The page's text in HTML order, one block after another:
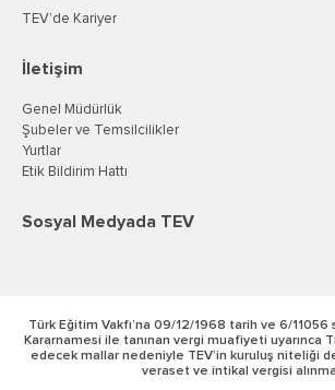
TEV’de Kariyer
İletişim
Genel Müdürlük
Şubeler ve Temsilcilikler
Yurtlar
Etik Bildirim Hattı
Sosyal Medyada TEV
Türk Eğitim Vakfı’na 09/12/1968 tarih ve 6/11056
Kararnamesi ile tanınan vergi muafiyeti uyarınca
edecek mallar nedeniyle TEV’in kuruluş niteliği
veraset ve intikal vergisi